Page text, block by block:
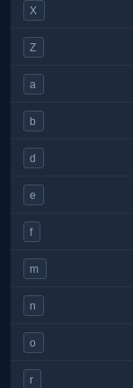
X
Z
a
b
d
e
f
m
n
o
r